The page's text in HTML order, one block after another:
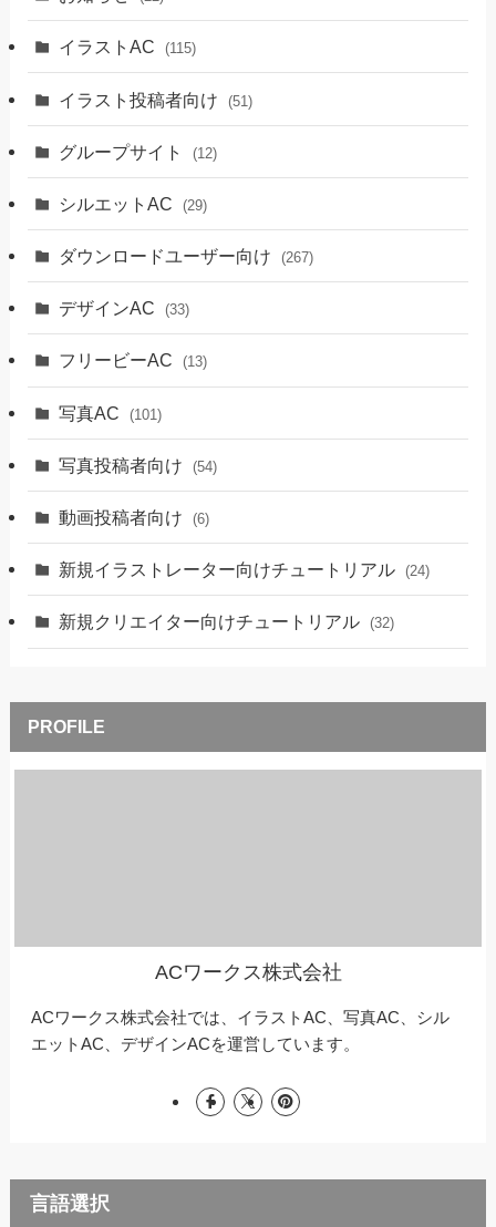
イラストAC (115)
イラスト投稿者向け (51)
グループサイト (12)
シルエットAC (29)
ダウンロードユーザー向け (267)
デザインAC (33)
フリービーAC (13)
写真AC (101)
写真投稿者向け (54)
動画投稿者向け (6)
新規イラストレーター向けチュートリアル (24)
新規クリエイター向けチュートリアル (32)
ACワークス株式会社
ACワークス株式会社では、イラストAC、写真AC、シル
エットAC、デザインACを運営しています。
言語選択